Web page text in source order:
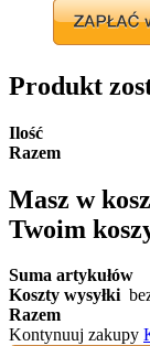
Produkt
Ilość
Razem
Masz w
Twoim
Suma artykułów
Koszty wysyłki
Razem
Kontynuuj zakupy